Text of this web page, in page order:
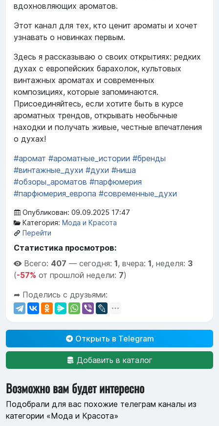
вдохновляющих ароматов.
Этот канал для тех, кто ценит ароматы и хочет
узнавать о новинках первым.
Здесь я рассказываю о своих открытиях: редких
духах с европейских барахолок, культовых
винтажных ароматах и современных
композициях, которые запоминаются.
Присоединяйтесь, если хотите быть в курсе
ароматных трендов, открывать необычные
находки и получать живые, честные впечатления
о духах!
#аромат #ароматные_истории #бренды
#винтажные_духи #духи #ниша
#обзоры_ароматов #парфюмерия
#парфюмерия_европа #современные_духи
Опубликован: 09.09.2025 17:47
Категория: Мода и Красота
Перейти
Статистика просмотров:
Всего: 407 — сегодня: 1, вчера: 1, неделя: 3
(-57% от прошлой недели: 7)
➦ Поделись с друзьями:
Открыть в Telegram
Добавить в каталог
Возможно вам будет интересно
Подобрали для вас похожие телеграм каналы из
категории «Мода и Красота»